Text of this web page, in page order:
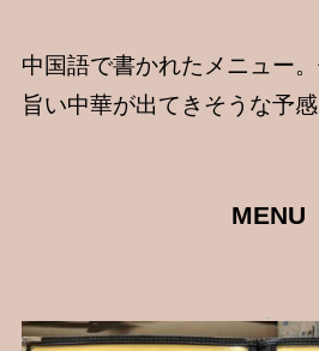
中国語で書かれたメニュー
旨い中華が出てきそうな予感
MENU